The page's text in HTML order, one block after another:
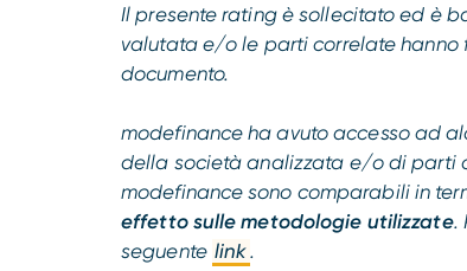
Il presente rating è sollecitato ed è
valutata e/o le parti correlate hanno
documento.
modefinance ha avuto accesso ad
della società analizzata e/o di parti
modefinance sono comparabili in
effetto sulle metodologie utilizzate.
seguente link.